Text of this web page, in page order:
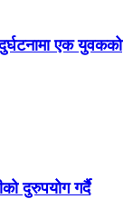
एक युवकको
दुरुपयोग गर्दै